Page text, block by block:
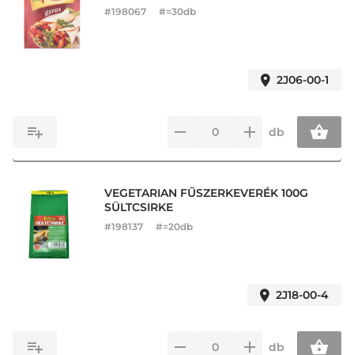
#198067 #=30db
2J06-00-1
db
VEGETARIAN FŰSZERKEVERÉK 100G
SÜLTCSIRKE
#198137 #=20db
2J18-00-4
db